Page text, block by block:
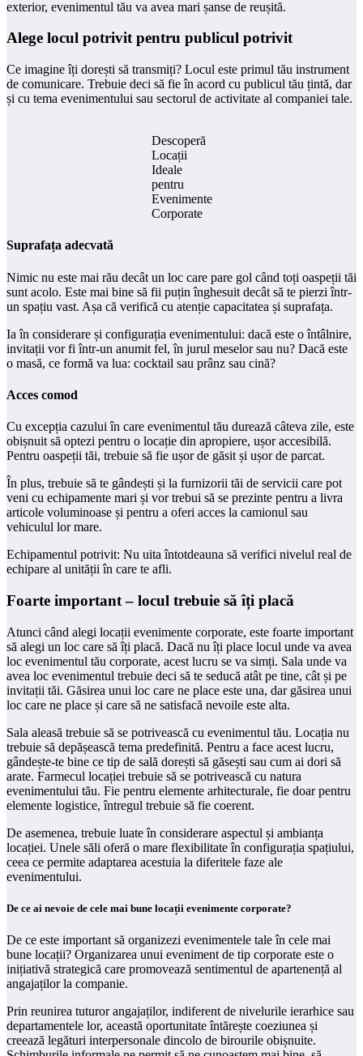
exterior, evenimentul tău va avea mari șanse de reușită.
Alege locul potrivit pentru publicul potrivit
Ce imagine îți dorești să transmiți? Locul este primul tău instrument
de comunicare. Trebuie deci să fie în acord cu publicul tău țintă, dar
și cu tema evenimentului sau sectorul de activitate al companiei tale.
Descoperă
Locații
Ideale
pentru
Evenimente
Corporate
Suprafața adecvată
Nimic nu este mai rău decât un loc care pare gol când toți oaspeții tăi
sunt acolo. Este mai bine să fii puțin înghesuit decât să te pierzi într-
un spațiu vast. Așa că verifică cu atenție capacitatea și suprafața.
Ia în considerare și configurația evenimentului: dacă este o întâlnire,
invitații vor fi într-un anumit fel, în jurul meselor sau nu? Dacă este
o masă, ce formă va lua: cocktail sau prânz sau cină?
Acces comod
Cu excepția cazului în care evenimentul tău durează câteva zile, este
obișnuit să optezi pentru o locație din apropiere, ușor accesibilă.
Pentru oaspeții tăi, trebuie să fie ușor de găsit și ușor de parcat.
În plus, trebuie să te gândești și la furnizorii tăi de servicii care pot
veni cu echipamente mari și vor trebui să se prezinte pentru a livra
articole voluminoase și pentru a oferi acces la camionul sau
vehiculul lor mare.
Echipamentul potrivit: Nu uita întotdeauna să verifici nivelul real de
echipare al unității în care te afli.
Foarte important – locul trebuie să îți placă
Atunci când alegi locații evenimente corporate, este foarte important
să alegi un loc care să îți placă. Dacă nu îți place locul unde va avea
loc evenimentul tău corporate, acest lucru se va simți. Sala unde va
avea loc evenimentul trebuie deci să te seducă atât pe tine, cât și pe
invitații tăi. Găsirea unui loc care ne place este una, dar găsirea unui
loc care ne place și care să ne satisfacă nevoile este alta.
Sala aleasă trebuie să se potrivească cu evenimentul tău. Locația nu
trebuie să depășească tema predefinită. Pentru a face acest lucru,
gândește-te bine ce tip de sală dorești să găsești sau cum ai dori să
arate. Farmecul locației trebuie să se potrivească cu natura
evenimentului tău. Fie pentru elemente arhitecturale, fie doar pentru
elemente logistice, întregul trebuie să fie coerent.
De asemenea, trebuie luate în considerare aspectul și ambianța
locației. Unele săli oferă o mare flexibilitate în configurația spațiului,
ceea ce permite adaptarea acestuia la diferitele faze ale
evenimentului.
De ce ai nevoie de cele mai bune locații evenimente corporate?
De ce este important să organizezi evenimentele tale în cele mai
bune locații? Organizarea unui eveniment de tip corporate este o
inițiativă strategică care promovează sentimentul de apartenență al
angajaților la companie.
Prin reunirea tuturor angajaților, indiferent de nivelurile ierarhice sau
departamentele lor, această oportunitate întărește coeziunea și
creează legături interpersonale dincolo de birourile obișnuite.